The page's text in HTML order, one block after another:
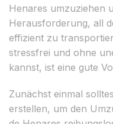
Henares umzuziehen
Herausforderung, all
effizient zu
stressfrei und ohne
kannst, ist eine gute
Zunächst einmal
erstellen, um den